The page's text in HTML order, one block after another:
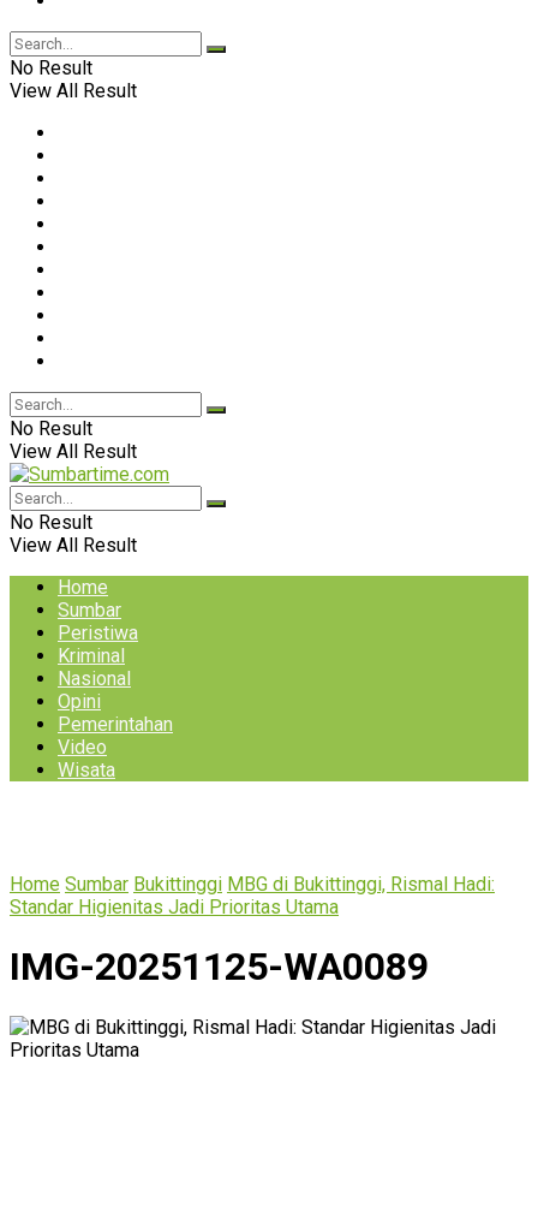
No Result
View All Result
No Result
View All Result
No Result
View All Result
Home
Sumbar
Peristiwa
Kriminal
Nasional
Opini
Pemerintahan
Video
Wisata
Home Sumbar Bukittinggi MBG di Bukittinggi, Rismal Hadi:
Standar Higienitas Jadi Prioritas Utama
IMG-20251125-WA0089